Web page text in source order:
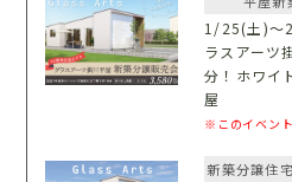
1/25(土)〜
ラスアーツ
分！ホワイ
屋
※このイベン
新築分譲住